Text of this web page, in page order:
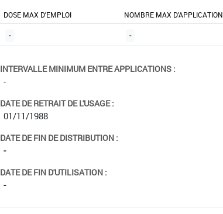
DOSE MAX D'EMPLOI NOMBRE MAX D'APPLICATION
- -
INTERVALLE MINIMUM ENTRE APPLICATIONS :
-
DATE DE RETRAIT DE L'USAGE :
01/11/1988
DATE DE FIN DE DISTRIBUTION :
-
DATE DE FIN D'UTILISATION :
-